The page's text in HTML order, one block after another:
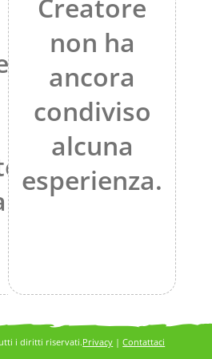
Creatore
non ha
ancora
condiviso
alcuna
esperienza.
Privacy |Contattaci
i diritti riservati.